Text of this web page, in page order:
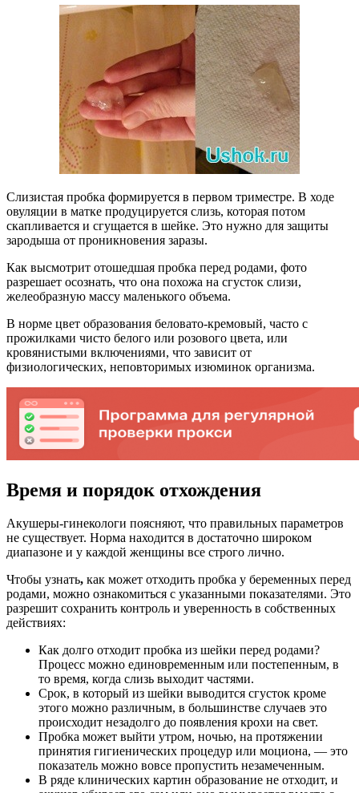
Слизистая пробка формируется в первом триместре. В ходе
овуляции в матке продуцируется слизь, которая потом
скапливается и сгущается в шейке. Это нужно для защиты
зародыша от проникновения заразы.
Как высмотрит отошедшая пробка перед родами, фото
разрешает осознать, что она похожа на сгусток слизи,
желеобразную массу маленького объема.
В норме цвет образования беловато-кремовый, часто с
прожилками чисто белого или розового цвета, или
кровянистыми включениями, что зависит от
физиологических, неповторимых изюминок организма.
Время и порядок отхождения
Акушеры-гинекологи поясняют, что правильных параметров
не существует. Норма находится в достаточно широком
диапазоне и у каждой женщины все строго лично.
Чтобы узнать, как может отходить пробка у беременных перед
родами, можно ознакомиться с указанными показателями. Это
разрешит сохранить контроль и уверенность в собственных
действиях:
Как долго отходит пробка из шейки перед родами?
Процесс можно единовременным или постепенным, в
то время, когда слизь выходит частями.
Срок, в который из шейки выводится сгусток кроме
этого можно различным, в большинстве случаев это
происходит незадолго до появления крохи на свет.
Пробка может выйти утром, ночью, на протяжении
принятия гигиенических процедур или моциона, — это
показатель можно вовсе пропустить незамеченным.
В ряде клинических картин образование не отходит, и